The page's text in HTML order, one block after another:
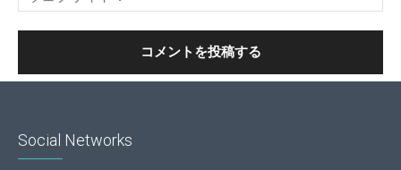
Social Networks